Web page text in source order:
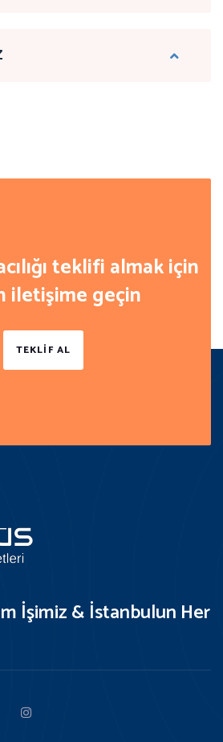
teklifi almak için
iletişime geçin
TEKLİF AL
İşimiz & İstanbulun Her